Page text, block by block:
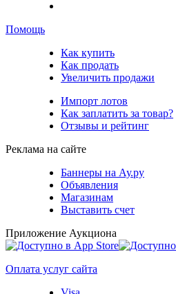
Помощь
Как купить
Как продать
Увеличить продажи
Импорт лотов
Как заплатить за товар?
Отзывы и рейтинг
Реклама на сайте
Баннеры на Ау.ру
Объявления
Магазинам
Выставить счет
Приложение Аукциона
Оплата услуг сайта